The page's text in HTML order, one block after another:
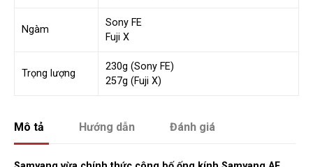
Ngàm
Sony FE
Fuji X
Trọng lượng
230g (Sony FE)
257g (Fuji X)
Mô tả Hướng dẫn Đánh giá